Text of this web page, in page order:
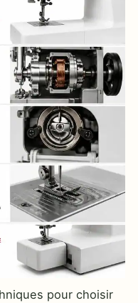
pour choisir